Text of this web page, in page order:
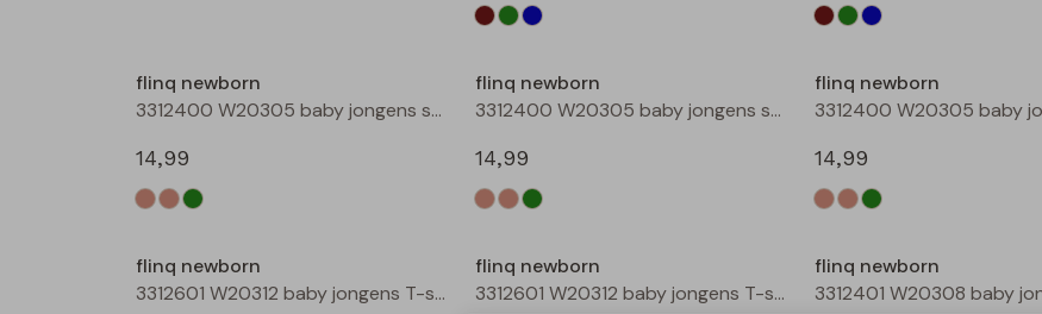
flinq newborn
3312400 W20305 baby jongens sweater Ecru melee
14,99
flinq newborn
3312400 W20305 baby jongens sweater Taupe
14,99
flinq newborn
14,99
flinq newborn
3312601 W20312 baby jongens T-shirt lm Taupe
flinq newborn
3312601 W20312 baby jongens T-shirt lm Groen mos
flinq newborn